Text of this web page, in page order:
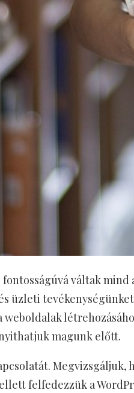
váltak mind
magunk előtt.
felfedezzük a